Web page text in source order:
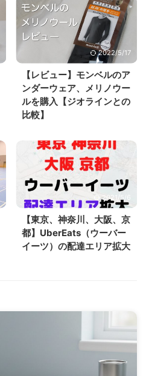
2022/5/17
【レビュー】モンベルのア
ンダーウェア、メリノウー
ルを購入【ジオラインとの
比較】
2021/5/6
【東京、神奈川、大阪、京
都】UberEats（ウーバー
イーツ）の配達エリア拡大